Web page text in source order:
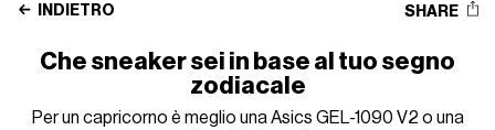
INDIETRO SHARE
Che sneaker sei in base al tuo segno
zodiacale
Per un capricorno è meglio una Asics GEL-1090 V2 o una